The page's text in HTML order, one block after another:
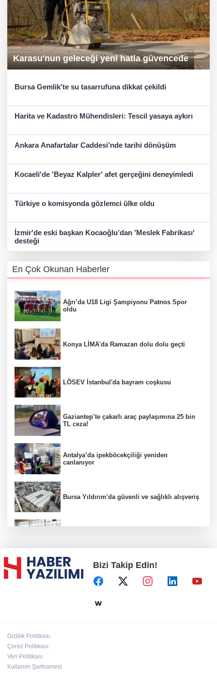
Karasu'nun geleceği yeni hatla güvencede
Bursa Gemlik'te su tasarrufuna dikkat çekildi
Harita ve Kadastro Mühendisleri: Tescil yasaya aykırı
Ankara Anafartalar Caddesi’nde tarihi dönüşüm
Kocaeli'de 'Beyaz Kalpler' afet gerçeğini deneyimledi
Türkiye o komisyonda gözlemci ülke oldu
İzmir'de eski başkan Kocaoğlu’dan 'Meslek Fabrikası'
desteği
En Çok Okunan Haberler
Ağrı’da U18 Ligi Şampiyonu Patnos Spor
oldu
Konya LİMA'da Ramazan dolu dolu geçti
LÖSEV İstanbul'da bayram coşkusu
Gaziantep’te çakarlı araç paylaşımına 25 bin
TL ceza!
Antalya’da ipekböcekçiliği yeniden
canlanıyor
Bursa Yıldırım'da güvenli ve sağlıklı alışveriş
Başkent'in göletlerinde temizlik ve bakım
sürüyor
Bizi Takip Edin!
Gizlilik Politikası
Çerez Politikası
Veri Politikası
Kullanım Şartnamesi